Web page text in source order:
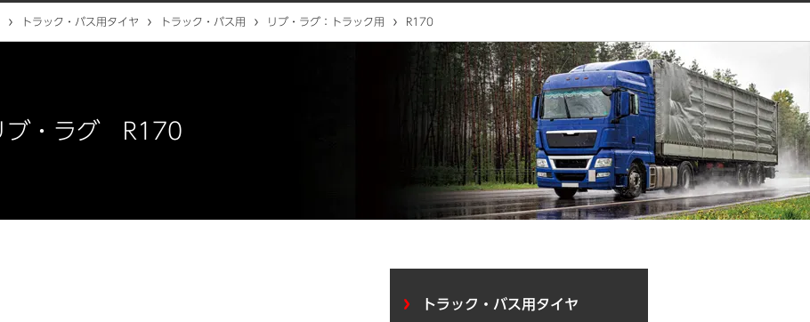
トラック・バス用タイヤ トラック・バス用 リブ・ラグ：トラック用 R170
ブ・ラグ R170
トラック・バス用タイヤ